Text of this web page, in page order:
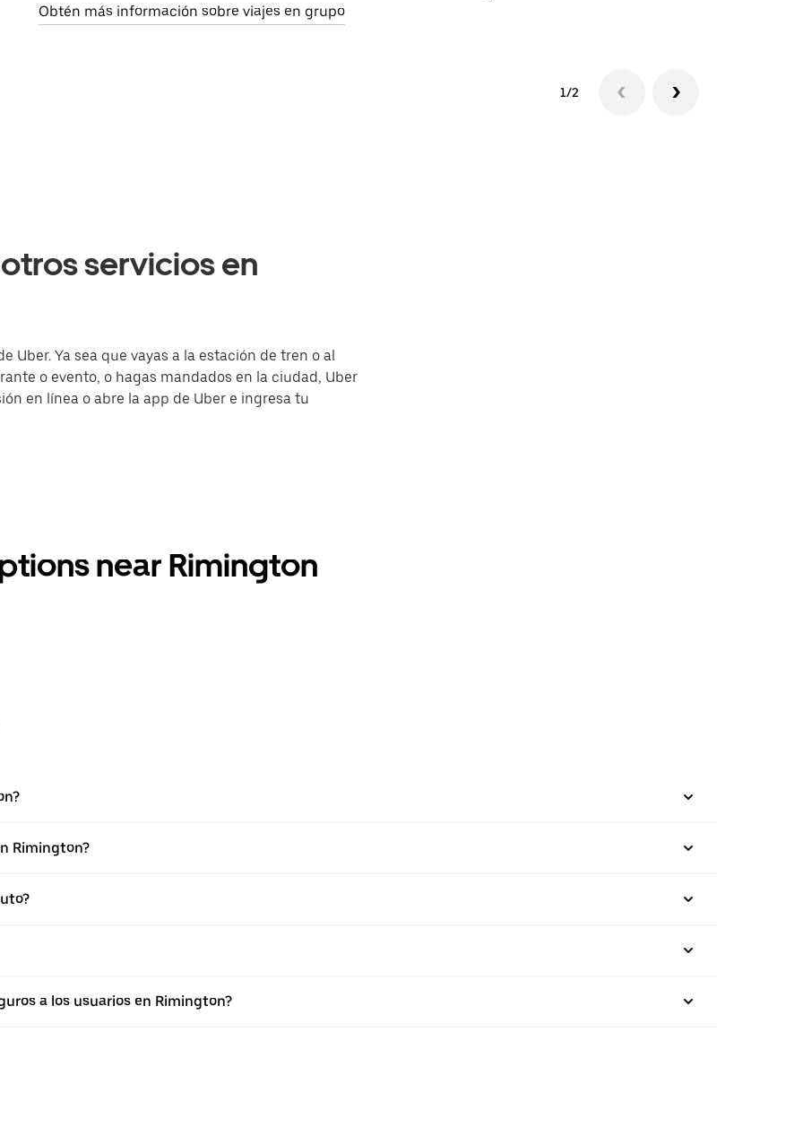
Obtén más información sobre viajes en grupo
1/2
servicios en
Ya sea que vayas a la estación de tren o al
o evento, o hagas mandados en la ciudad, Uber
en línea o abre la app de Uber e ingresa tu
near Rimington
Rimington?
a los usuarios en Rimington?